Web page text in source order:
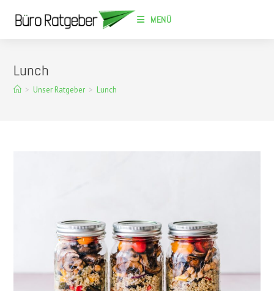
Inhalt
MENÜ
Lunch
> Unser Ratgeber > Lunch